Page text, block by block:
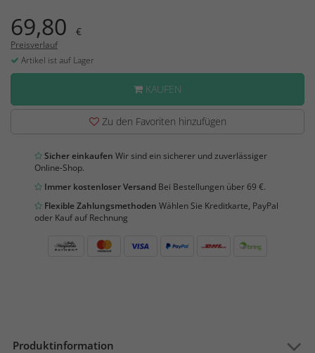
69,80 €
Preisverlauf
Artikel ist auf Lager
KAUFEN
Zu den Favoriten hinzufügen
Sicher einkaufen Wir sind ein sicherer und zuverlässiger
Online-Shop.
Immer kostenloser Versand Bei Bestellungen über 69 €.
Flexible Zahlungsmethoden Wählen Sie Kreditkarte, PayPal
oder Kauf auf Rechnung
Produktinformation